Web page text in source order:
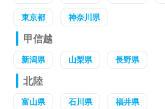
東京都 神奈川県
甲信越
新潟県 山梨県 長野県
北陸
富山県 石川県 福井県